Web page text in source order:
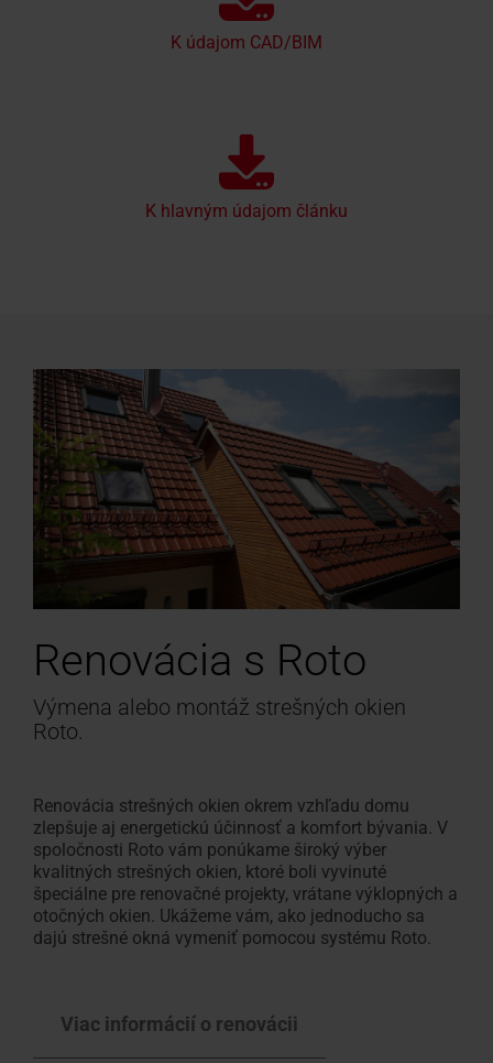
K údajom CAD/BIM
K hlavným údajom článku
Renovácia s Roto
Výmena alebo montáž strešných okien
Roto.
Renovácia strešných okien okrem vzhľadu domu
zlepšuje aj energetickú účinnosť a komfort bývania. V
spoločnosti Roto vám ponúkame široký výber
kvalitných strešných okien, ktoré boli vyvinuté
špeciálne pre renovačné projekty, vrátane výklopných a
otočných okien. Ukážeme vám, ako jednoducho sa
dajú strešné okná vymeniť pomocou systému Roto.
Viac informácií o renovácii